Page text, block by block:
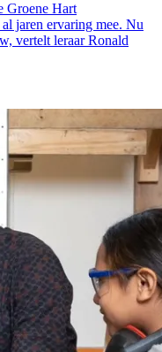
Groene Hart
jaren ervaring mee. Nu
vertelt leraar Ronald